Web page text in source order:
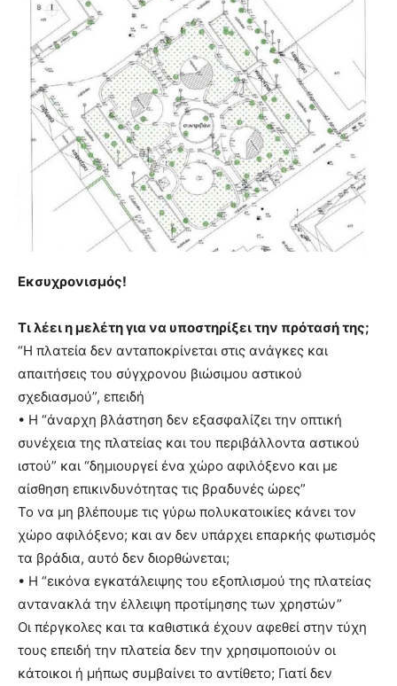
Εκσυχρονισμός!
Τι λέει η μελέτη για να υποστηρίξει την πρότασή της;
“Η πλατεία δεν ανταποκρίνεται στις ανάγκες και
απαιτήσεις του σύγχρονου βιώσιμου αστικού
σχεδιασμού”, επειδή
• Η “άναρχη βλάστηση δεν εξασφαλίζει την οπτική
συνέχεια της πλατείας και του περιβάλλοντα αστικού
ιστού” και “δημιουργεί ένα χώρο αφιλόξενο και με
αίσθηση επικινδυνότητας τις βραδυνές ώρες”
Το να μη βλέπουμε τις γύρω πολυκατοικίες κάνει τον
χώρο αφιλόξενο; και αν δεν υπάρχει επαρκής φωτισμός
τα βράδια, αυτό δεν διορθώνεται;
• Η “εικόνα εγκατάλειψης του εξοπλισμού της πλατείας
αντανακλά την έλλειψη προτίμησης των χρηστών”
Οι πέργκολες και τα καθιστικά έχουν αφεθεί στην τύχη
τους επειδή την πλατεία δεν την χρησιμοποιούν οι
κάτοικοι ή μήπως συμβαίνει το αντίθετο; Γιατί δεν